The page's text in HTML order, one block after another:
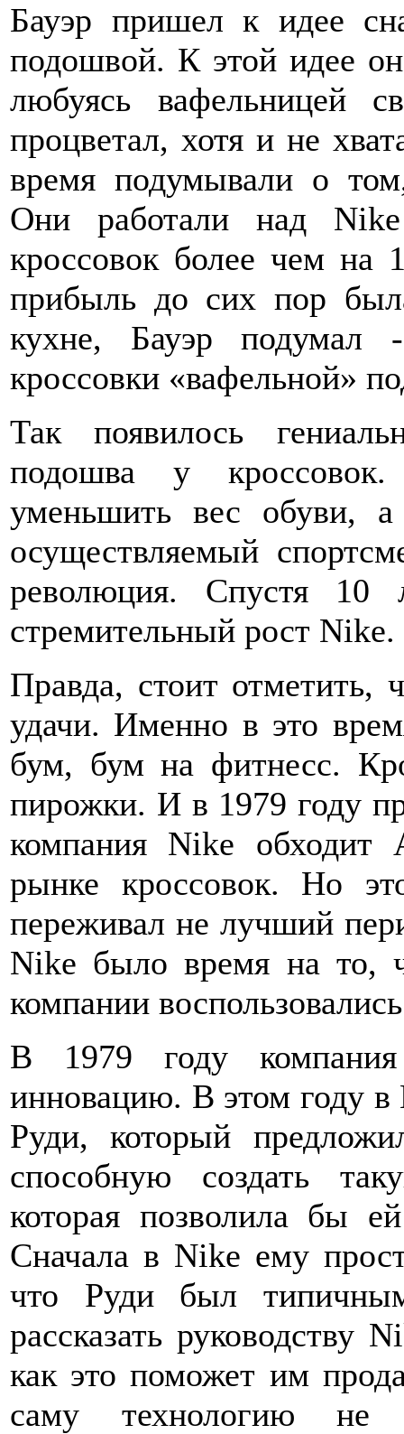
Бауэр пришел к идее
подошвой. К этой идее
любуясь вафельницей
процветал, хотя и не
время подумывали о
Они работали над
кроссовок более чем на
прибыль до сих пор
кухне, Бауэр
кроссовки «вафельной»
Так появилось
подошва у
уменьшить вес обуви, а
осуществляемый
революция. Спустя 10
стремительный рост Nike.
Правда, стоит отметить,
удачи. Именно в это
бум, бум на фитнесс.
пирожки. И в 1979 году
компания Nike
рынке кроссовок. Но
переживал не лучший
Nike было время на то,
компании
В 1979 году
инновацию. В этом году
Руди, который
способную создать
которая позволила бы
Сначала в Nike ему
что Руди был
рассказать руководству
как это поможет им
саму технологию не